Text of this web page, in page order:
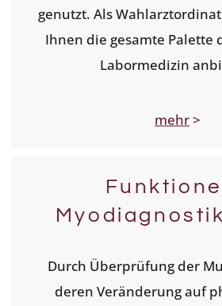
genutzt. Als
Ihnen die gesamte Palette
Labormedizin
mehr>
Durch Überprüfung der
deren Veränderung auf